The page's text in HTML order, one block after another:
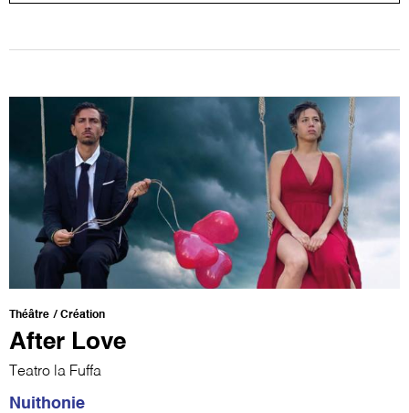
Théâtre Création
After Love
Teatro la Fuffa
Nuithonie